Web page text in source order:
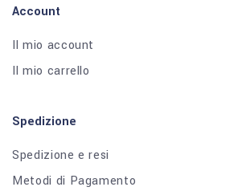
Account
Il mio account
Il mio carrello
Spedizione
Spedizione e resi
Metodi di Pagamento